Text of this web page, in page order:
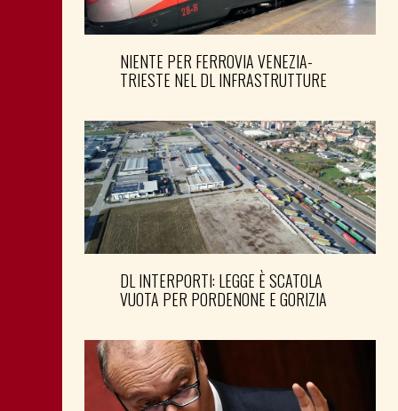
NIENTE PER FERROVIA VENEZIA-
TRIESTE NEL DL INFRASTRUTTURE
DL INTERPORTI: LEGGE È SCATOLA
VUOTA PER PORDENONE E GORIZIA